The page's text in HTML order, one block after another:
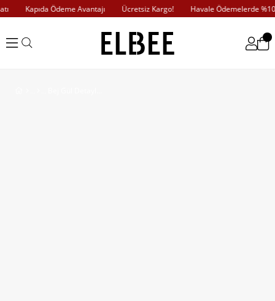
Kapıda Ödeme Avantajı Ücretsiz Kargo! Havale Ödemelerde %10